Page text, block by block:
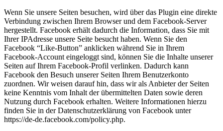
Wenn Sie unsere Seiten besuchen, wird über das Plugin eine direkte
Verbindung zwischen Ihrem Browser und dem Facebook-Server
hergestellt. Facebook erhält dadurch die Information, dass Sie mit
Ihrer IPAdresse unsere Seite besucht haben. Wenn Sie den
Facebook “Like-Button” anklicken während Sie in Ihrem
Facebook-Account eingeloggt sind, können Sie die Inhalte unserer
Seiten auf Ihrem Facebook-Profil verlinken. Dadurch kann
Facebook den Besuch unserer Seiten Ihrem Benutzerkonto
zuordnen. Wir weisen darauf hin, dass wir als Anbieter der Seiten
keine Kenntnis vom Inhalt der übermittelten Daten sowie deren
Nutzung durch Facebook erhalten. Weitere Informationen hierzu
finden Sie in der Datenschutzerklärung von Facebook unter
https://de-de.facebook.com/policy.php.